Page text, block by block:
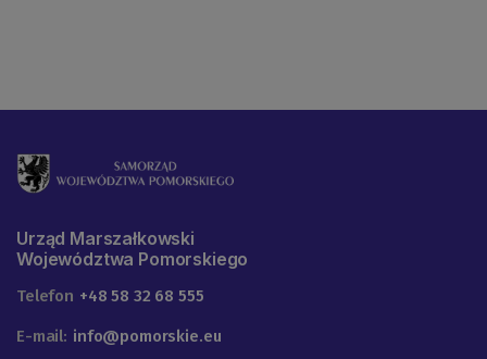
Urząd Marszałkowski
Województwa Pomorskiego
Telefon +48 58 32 68 555
E-mail: info@pomorskie.eu